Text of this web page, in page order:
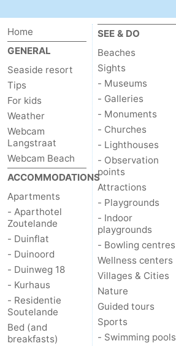
Nieuwvliet
-
Sluis
-
Cadzand
-
Nature
Het
Weather
Contact
Home
GENERAL
Seaside resort
Tips
For kids
Weather
Webcam
Langstraat
Webcam Beach
ACCOMMODATIONS
Apartments
- Aparthotel
Zoutelande
- Duinflat
- Duinoord
- Duinweg 18
- Kurhaus
- Residentie
Soutelande
Bed (and
breakfasts)
SEE & DO
Beaches
Sights
- Museums
- Galleries
- Monuments
- Churches
- Lighthouses
- Observation
points
Attractions
- Playgrounds
- Indoor
playgrounds
- Bowling centres
Wellness centers
Villages & Cities
Nature
Guided tours
Sports
- Swimming pools